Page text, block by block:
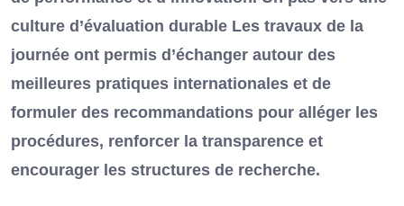
culture d’évaluation durable Les travaux de la
journée ont permis d’échanger autour des
meilleures pratiques internationales et de
formuler des recommandations pour alléger les
procédures, renforcer la transparence et
encourager les structures de recherche.